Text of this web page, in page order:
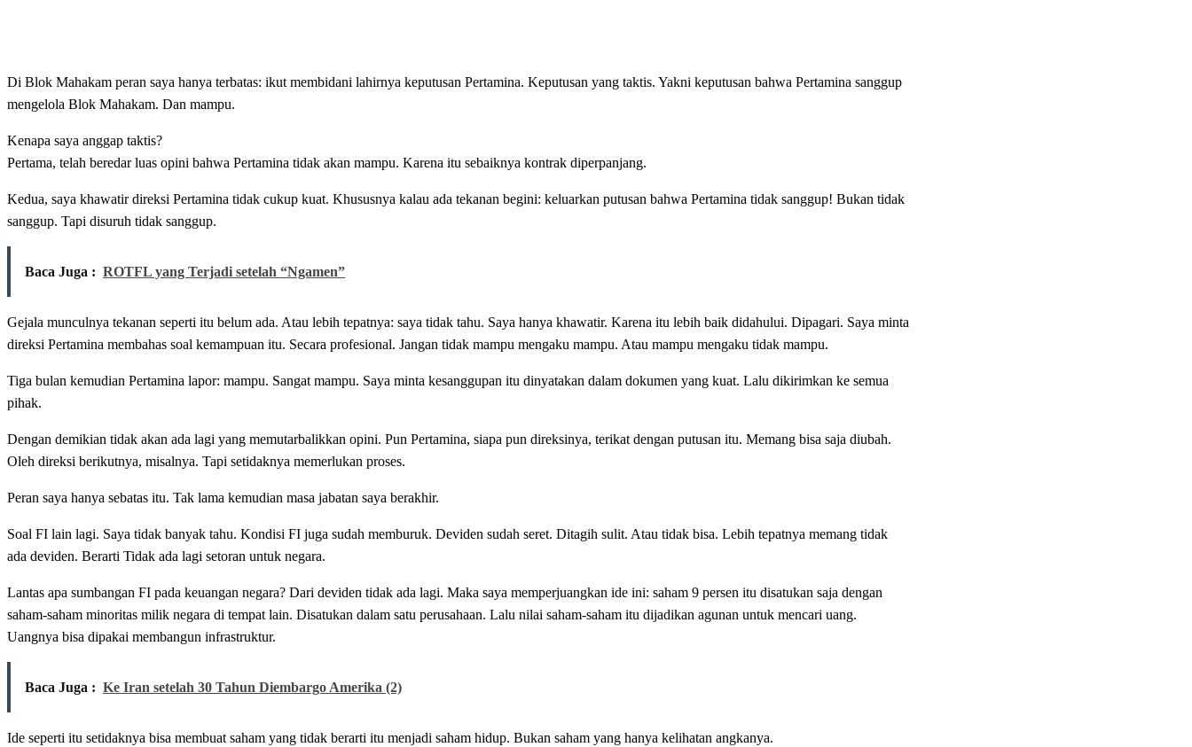
Di Blok Mahakam peran saya hanya terbatas: ikut membidani lahirnya keputusan Pertamina. Keputusan yang taktis. Yakni keputusan bahwa Pertamina sanggup
mengelola Blok Mahakam. Dan mampu.
Kenapa saya anggap taktis?
Pertama, telah beredar luas opini bahwa Pertamina tidak akan mampu. Karena itu sebaiknya kontrak diperpanjang.
Kedua, saya khawatir direksi Pertamina tidak cukup kuat. Khususnya kalau ada tekanan begini: keluarkan putusan bahwa Pertamina tidak sanggup! Bukan tidak
sanggup. Tapi disuruh tidak sanggup.
Baca Juga : ROTFL yang Terjadi setelah “Ngamen”
Gejala munculnya tekanan seperti itu belum ada. Atau lebih tepatnya: saya tidak tahu. Saya hanya khawatir. Karena itu lebih baik didahului. Dipagari. Saya minta
direksi Pertamina membahas soal kemampuan itu. Secara profesional. Jangan tidak mampu mengaku mampu. Atau mampu mengaku tidak mampu.
Tiga bulan kemudian Pertamina lapor: mampu. Sangat mampu. Saya minta kesanggupan itu dinyatakan dalam dokumen yang kuat. Lalu dikirimkan ke semua
pihak.
Dengan demikian tidak akan ada lagi yang memutarbalikkan opini. Pun Pertamina, siapa pun direksinya, terikat dengan putusan itu. Memang bisa saja diubah.
Oleh direksi berikutnya, misalnya. Tapi setidaknya memerlukan proses.
Peran saya hanya sebatas itu. Tak lama kemudian masa jabatan saya berakhir.
Soal FI lain lagi. Saya tidak banyak tahu. Kondisi FI juga sudah memburuk. Deviden sudah seret. Ditagih sulit. Atau tidak bisa. Lebih tepatnya memang tidak
ada deviden. Berarti Tidak ada lagi setoran untuk negara.
Lantas apa sumbangan FI pada keuangan negara? Dari deviden tidak ada lagi. Maka saya memperjuangkan ide ini: saham 9 persen itu disatukan saja dengan
saham-saham minoritas milik negara di tempat lain. Disatukan dalam satu perusahaan. Lalu nilai saham-saham itu dijadikan agunan untuk mencari uang.
Uangnya bisa dipakai membangun infrastruktur.
Baca Juga : Ke Iran setelah 30 Tahun Diembargo Amerika (2)
Ide seperti itu setidaknya bisa membuat saham yang tidak berarti itu menjadi saham hidup. Bukan saham yang hanya kelihatan angkanya.